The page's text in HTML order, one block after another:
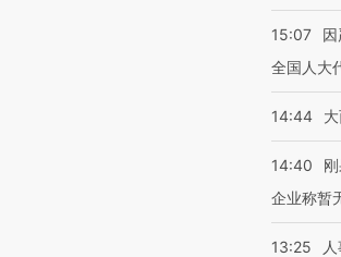
15:07
全国人大
14:44
14:40
企业称暂
13:25